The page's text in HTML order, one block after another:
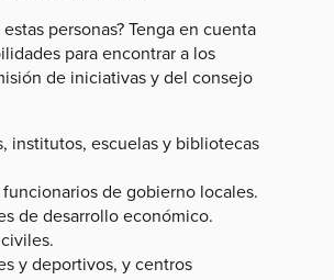
personas? Tenga en cuenta
para encontrar a los
de iniciativas y del consejo
institutos, escuelas y bibliotecas
de gobierno locales.
de desarrollo económico.
y deportivos, y centros